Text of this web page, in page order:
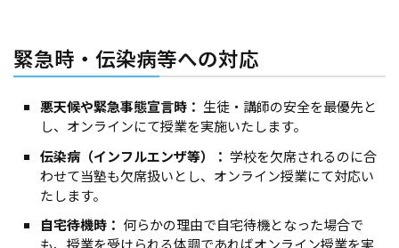
緊急時・伝染病等への対応
悪天候や緊急事態宣言時： 生徒・講師の安全を最優先と
し、オンラインにて授業を実施いたします。
伝染病（インフルエンザ等）： 学校を欠席されるのに合
わせて当塾も欠席扱いとし、オンライン授業にて対応い
たします。
自宅待機時： 何らかの理由で自宅待機となった場合で
も、授業を受けられる体調であればオンライン授業を実